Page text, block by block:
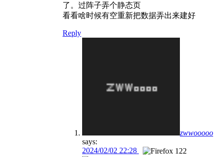
了。过阵子弄个静态页
看看啥时候有空重新把数据弄出来建好
Reply
zwwooooo
says:
2024/02/02 22:28